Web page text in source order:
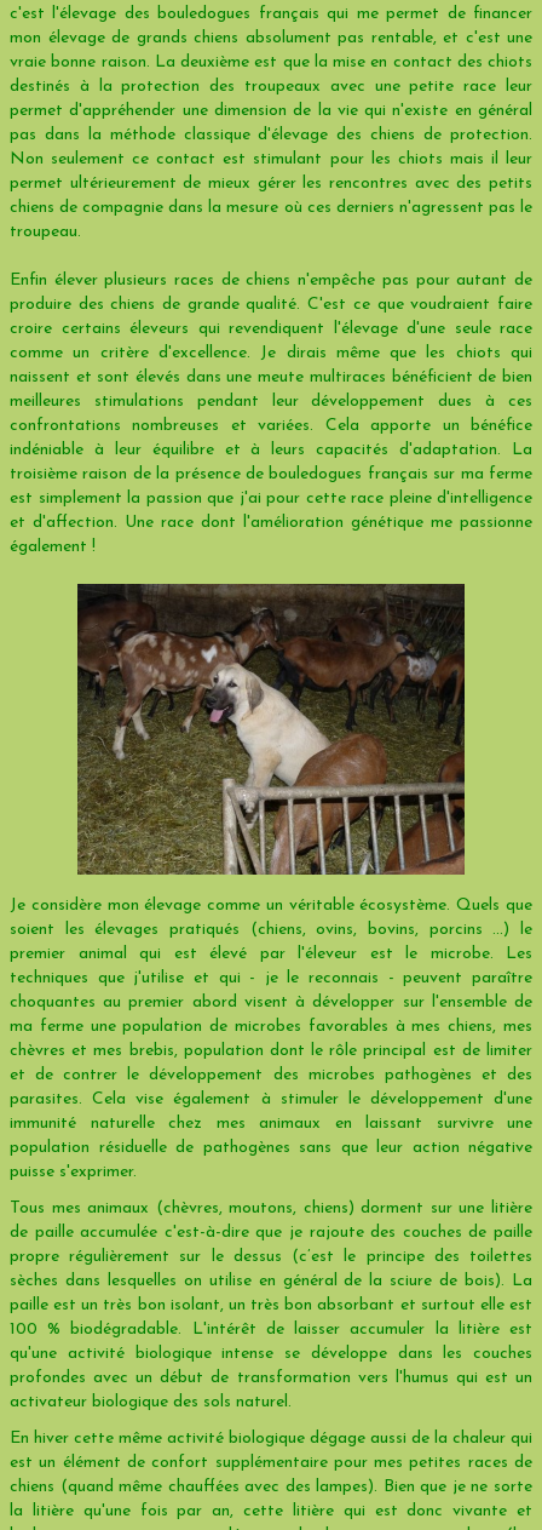
c'est l'élevage des bouledogues français qui me permet de financer
mon élevage de grands chiens absolument pas rentable, et c'est une
vraie bonne raison. La deuxième est que la mise en contact des chiots
destinés à la protection des troupeaux avec une petite race leur
permet d'appréhender une dimension de la vie qui n'existe en général
pas dans la méthode classique d'élevage des chiens de protection.
Non seulement ce contact est stimulant pour les chiots mais il leur
permet ultérieurement de mieux gérer les rencontres avec des petits
chiens de compagnie dans la mesure où ces derniers n'agressent pas le
troupeau.
Enfin élever plusieurs races de chiens n'empêche pas pour autant de
produire des chiens de grande qualité. C'est ce que voudraient faire
croire certains éleveurs qui revendiquent l'élevage d'une seule race
comme un critère d'excellence. Je dirais même que les chiots qui
naissent et sont élevés dans une meute multiraces bénéficient de bien
meilleures stimulations pendant leur développement dues à ces
confrontations nombreuses et variées. Cela apporte un bénéfice
indéniable à leur équilibre et à leurs capacités d'adaptation. La
troisième raison de la présence de bouledogues français sur ma ferme
est simplement la passion que j'ai pour cette race pleine d'intelligence
et d'affection. Une race dont l'amélioration génétique me passionne
également !
Je considère mon élevage comme un véritable écosystème. Quels que
soient les élevages pratiqués (chiens, ovins, bovins, porcins ...) le
premier animal qui est élevé par l'éleveur est le microbe. Les
techniques que j'utilise et qui - je le reconnais - peuvent paraître
choquantes au premier abord visent à développer sur l'ensemble de
ma ferme une population de microbes favorables à mes chiens, mes
chèvres et mes brebis, population dont le rôle principal est de limiter
et de contrer le développement des microbes pathogènes et des
parasites. Cela vise également à stimuler le développement d'une
immunité naturelle chez mes animaux en laissant survivre une
population résiduelle de pathogènes sans que leur action négative
puisse s'exprimer.
Tous mes animaux (chèvres, moutons, chiens) dorment sur une litière
de paille accumulée c'est-à-dire que je rajoute des couches de paille
propre régulièrement sur le dessus (c’est le principe des toilettes
sèches dans lesquelles on utilise en général de la sciure de bois). La
paille est un très bon isolant, un très bon absorbant et surtout elle est
100 % biodégradable. L'intérêt de laisser accumuler la litière est
qu'une activité biologique intense se développe dans les couches
profondes avec un début de transformation vers l'humus qui est un
activateur biologique des sols naturel.
En hiver cette même activité biologique dégage aussi de la chaleur qui
est un élément de confort supplémentaire pour mes petites races de
chiens (quand même chauffées avec des lampes). Bien que je ne sorte
la litière qu'une fois par an, cette litière qui est donc vivante et